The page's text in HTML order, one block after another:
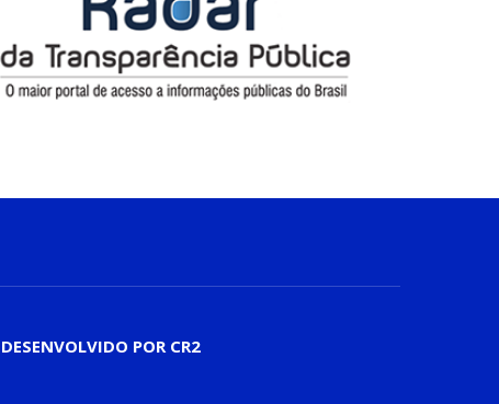
DESENVOLVIDO POR CR2